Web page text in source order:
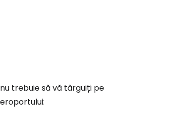
trebuie să vă târguiți pe